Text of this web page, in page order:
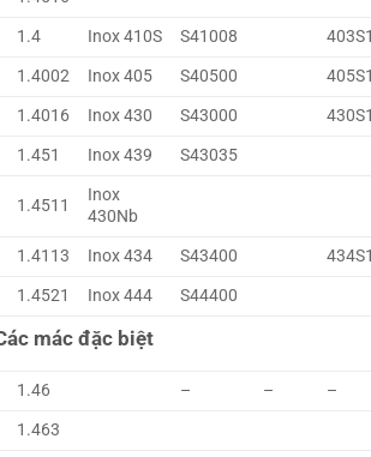
1.4 Inox 410S S41008
1.4002 Inox 405 S40500
1.4016 Inox 430 S43000
1.451 Inox 439 S43035
1.4511
Inox
430Nb
1.4113 Inox 434 S43400
1.4521 Inox 444 S44400
mác đặc biệt
1.46 – –
–
1.463